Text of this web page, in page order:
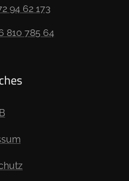
94 62 173
810 785 64